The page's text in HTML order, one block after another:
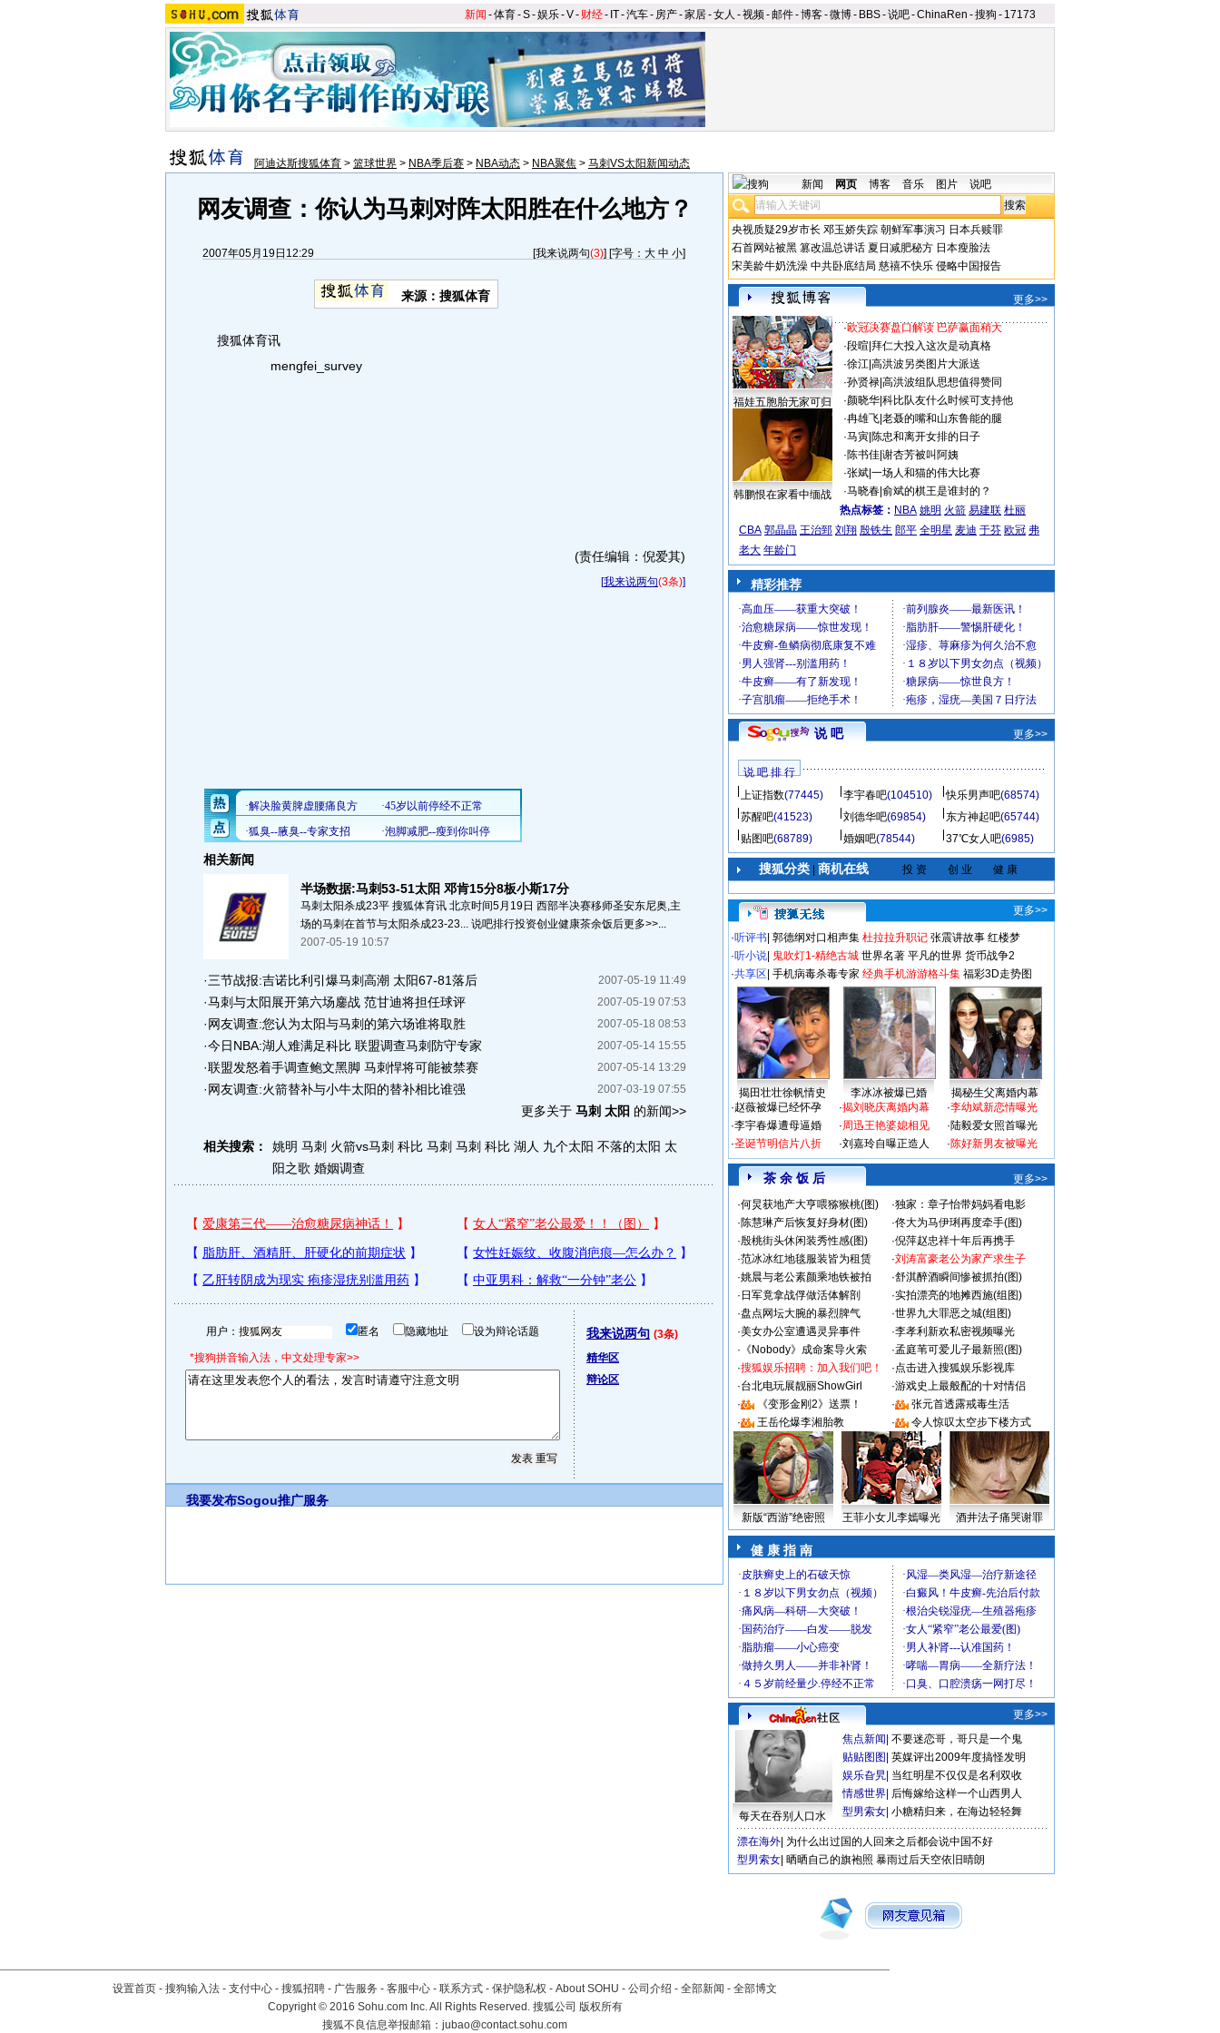
新闻 -体育-S-娱乐-V- 财经- IT-汽车- 房产-家居-女人 -视频-邮件-博客-微博- BBS-说吧-ChinaRen -搜狗 - 17173
阿迪达斯搜狐体育 > 篮球世界 > NBA季后赛 > NBA动态 > NBA聚焦 > 马刺VS太阳新闻动态
网友调查：你认为马刺对阵太阳胜在什么地方？
2007年05月19日12:29 [我来说两句(3)] [字号： 大 中 小]
来源：搜狐体育
搜狐体育讯
mengfei_survey
(责任编辑：倪爱其)
[我来说两句(3条)]
相关新闻
半场数据:马刺53-51太阳 邓肯15分8板小斯17分
马刺太阳杀成23平 搜狐体育讯 北京时间5月19日 西部半决赛移师圣安东尼奥,主
场的马刺在首节与太阳杀成23-23... 说吧排行投资创业健康茶余饭后更多>>...
2007-05-19 10:57
2007-05-19 11:49
·三节战报:吉诺比利引爆马刺高潮 太阳67-81落后
2007-05-19 07:53
·马刺与太阳展开第六场鏖战 范甘迪将担任球评
2007-05-18 08:53
·网友调查:您认为太阳与马刺的第六场谁将取胜
2007-05-14 15:55
·今日NBA:湖人难满足科比 联盟调查马刺防守专家
2007-05-14 13:29
·联盟发怒着手调查鲍文黑脚 马刺悍将可能被禁赛
2007-03-19 07:55
·网友调查:火箭替补与小牛太阳的替补相比谁强
更多关于 马刺 太阳 的新闻>>
相关搜索： 姚明 马刺 火箭vs马刺 科比 马刺 马刺 科比 湖人 九个太阳 不落的太阳 太
阳之歌 婚姻调查
用户： 匿名 隐藏地址 设为辩论话题
*搜狗拼音输入法，中文处理专家>>
我来说两句 (3条)
精华区
辩论区
我要发布Sogou推广服务
新闻 网页 博客 音乐 图片 说吧
央视质疑29岁市长 邓玉娇失踪 朝鲜军事演习 日本兵赎罪
石首网站被黑 篡改温总讲话 夏日减肥秘方 日本瘦脸法
宋美龄牛奶洗澡 中共卧底结局 慈禧不快乐 侵略中国报告
更多>>
福娃五胞胎无家可归
韩鹏恨在家看中缅战
·欧冠决赛盘口解读 巴萨赢面稍大
·段暄 拜仁大投入这次是动真格
·徐江| 高洪波另类图片大派送
·孙贤禄| 高洪波组队思想值得赞同
·颜晓华| 科比队友什么时候可支持他
·冉雄飞| 老聂的嘴和山东鲁能的腿
·马寅| 陈忠和离开女排的日子
·陈书佳| 谢杏芳被叫阿姨
·张斌| 一场人和猫的伟大比赛
·马晓春| 俞斌的棋王是谁封的？
热点标签： NBA 姚明 火箭 易建联 杜丽
CBA 郭晶晶 王治郅 刘翔 殷铁生 郎平 全明星 麦迪 于芬 欧冠 弗
老大 年龄门
精彩推荐
说 吧 更多>>
说 吧 排 行
上证指数(77445) 李宇春吧(104510) 快乐男声吧(68574)
苏醒吧(41523) 刘德华吧(69854) 东方神起吧(65744)
贴图吧(68789) 婚姻吧(78544) 37℃女人吧(6985)
搜狐分类| 商机在线 投 资 创 业 健 康
更多>>
·听评书 郭德纲对口相声集 杜拉拉升职记 张震讲故事 红楼梦
·听小说 鬼吹灯1-精绝古城 世界名著 平凡的世界 货币战争2
·共享区 手机病毒杀毒专家 经典手机游游格斗集 福彩3D走势图
揭田壮壮徐帆情史 李冰冰被爆已婚
揭秘生父离婚内幕
·赵薇被爆已经怀孕
·李宇春爆遭母逼婚
·圣诞节明信片八折
·揭刘晓庆离婚内幕
·周迅王艳婆媳相见
·刘嘉玲自曝正造人
·李幼斌新恋情曝光
·陆毅爱女照首曝光
·陈好新男友被曝光
茶 余 饭 后
更多>>
·何炅获地产大亨喂猕猴桃(图) ·独家：章子怡带妈妈看电影
·陈慧琳产后恢复好身材(图) ·佟大为马伊琍再度牵手(图)
·殷桃街头休闲装秀性感(图) ·倪萍赵忠祥十年后再携手
·范冰冰红地毯服装皆为租赁 ·刘涛富豪老公为家产求生子
·姚晨与老公素颜乘地铁被拍 ·舒淇醉酒瞬间惨被抓拍(图)
· 日军竟拿战俘做活体解剖 ·实拍漂亮的地摊西施(组图)
·盘点网坛大腕的暴烈脾气 ·世界九大罪恶之城(组图)
·美女办公室遭遇灵异事件 ·李孝利新欢私密视频曝光
· 《Nobody》成命案导火索 ·孟庭苇可爱儿子最新照(图)
·搜狐娱乐招聘：加入我们吧！ ·点击进入搜狐娱乐影视库
·台北电玩展靓丽ShowGirl ·游戏史上最般配的十对情侣
·
《变形金刚2》送票！ ·
张元首透露戒毒生活
·
王岳伦爆李湘胎教 · 令人惊叹太空步下楼方式
新版“西游”绝密照 王菲小女儿李嫣曝光 酒井法子痛哭谢罪
健 康 指 南
更多>>
每天在吞别人口水
焦点新闻 不要迷恋哥，哥只是一个鬼
贴贴图图 英媒评出2009年度搞怪发明
娱乐旮旯 当红明星不仅仅是名利双收
情感世界 后悔嫁给这样一个山西男人
型男索女 小糖精归来，在海边轻轻舞
漂在海外 为什么出过国的人回来之后都会说中国不好
型男索女 晒晒自己的旗袍照 暴雨过后天空依旧晴朗
设置首页 - 搜狗输入法 - 支付中心 - 搜狐招聘 - 广告服务 - 客服中心 - 联系方式 - 保护隐私权 - About SOHU - 公司介绍 - 全部新闻 - 全部博文
Copyright©2016 Sohu.com Inc. All Rights Reserved. 搜狐公司 版权所有
搜狐不良信息举报邮箱： jubao@contact.sohu.com